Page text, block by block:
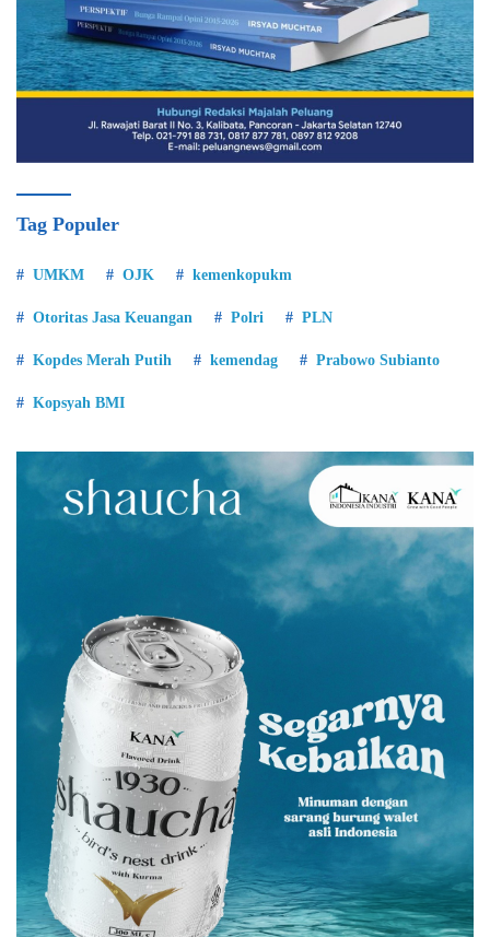
Tag Populer
UMKM OJK kemenkopukm
Otoritas Jasa Keuangan Polri PLN
Kopdes Merah Putih kemendag Prabowo Subianto
Kopsyah BMI